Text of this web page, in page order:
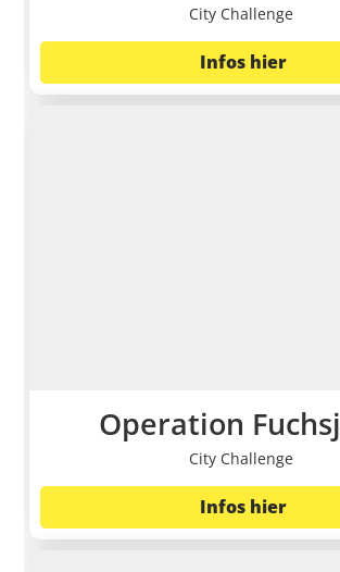
City Challenge
Infos hier
Operation
City Challenge
Infos hier